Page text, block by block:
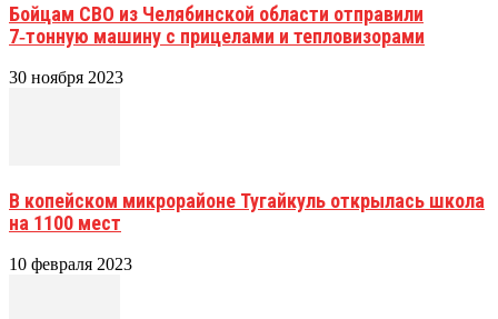
Бойцам СВО из Челябинской области отправили
7‑тонную машину с прицелами и тепловизорами
30 ноября 2023
В копейском микрорайоне Тугайкуль открылась школа
на 1100 мест
10 февраля 2023